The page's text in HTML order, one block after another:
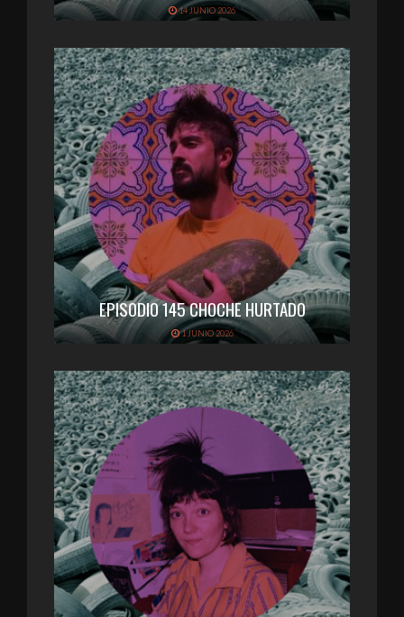
14 JUNIO 2026
EPISODIO 145 CHOCHE HURTADO
1 JUNIO 2026